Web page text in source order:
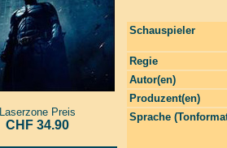
Laserzone Preis
CHF 34.90
Schauspieler
Regie
Autor(en)
Produzent(en)
Sprache